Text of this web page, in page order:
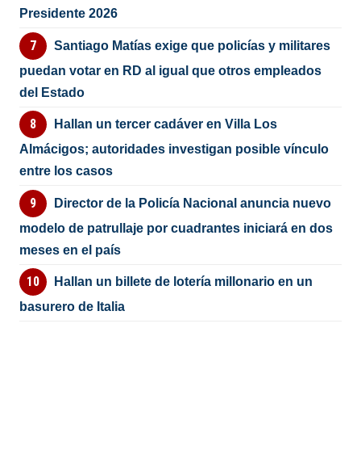
Presidente 2026
Santiago Matías exige que policías y militares
puedan votar en RD al igual que otros empleados
del Estado
Hallan un tercer cadáver en Villa Los
Almácigos; autoridades investigan posible vínculo
entre los casos
Director de la Policía Nacional anuncia nuevo
modelo de patrullaje por cuadrantes iniciará en dos
meses en el país
Hallan un billete de lotería millonario en un
basurero de Italia